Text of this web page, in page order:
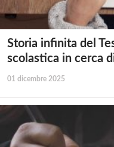
Storia infinita del
scolastica in cerca
01 dicembre 2025